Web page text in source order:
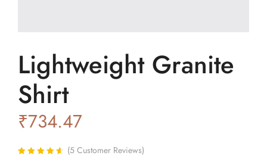
Lightweight Granite
Shirt
₹734.47
(5 Customer Reviews)